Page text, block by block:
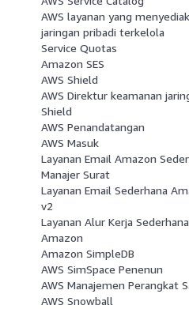
AWS layanan yang
jaringan pribadi terkelola
Service Quotas
Amazon SES
AWS Shield
AWS Direktur keamanan
Shield
AWS Penandatangan
AWS Masuk
Layanan Email Amazon
Manajer Surat
Layanan Email Sederhana
v2
Layanan Alur Kerja Sederhana
Amazon
Amazon SimpleDB
AWS SimSpace Penenun
AWS Manajemen Perangkat
AWS Snowball